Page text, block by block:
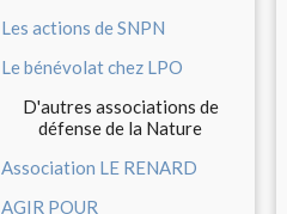
Les actions de SNPN
Le bénévolat chez LPO
D'autres associations de
défense de la Nature
Association LE RENARD
AGIR POUR